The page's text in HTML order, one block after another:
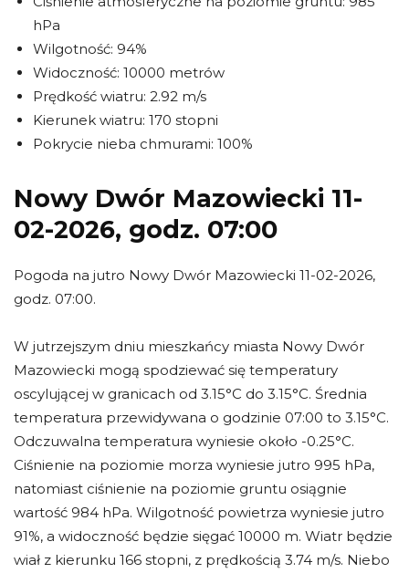
hPa
Wilgotność: 94%
Widoczność: 10000 metrów
Prędkość wiatru: 2.92 m/s
Kierunek wiatru: 170 stopni
Pokrycie nieba chmurami: 100%
Nowy Dwór Mazowiecki 11-
02-2026, godz. 07:00
Pogoda na jutro Nowy Dwór Mazowiecki 11-02-2026,
godz. 07:00.
W jutrzejszym dniu mieszkańcy miasta Nowy Dwór
Mazowiecki mogą spodziewać się temperatury
oscylującej w granicach od 3.15°C do 3.15°C. Średnia
temperatura przewidywana o godzinie 07:00 to 3.15°C.
Odczuwalna temperatura wyniesie około -0.25°C.
Ciśnienie na poziomie morza wyniesie jutro 995 hPa,
natomiast ciśnienie na poziomie gruntu osiągnie
wartość 984 hPa. Wilgotność powietrza wyniesie jutro
91%, a widoczność będzie sięgać 10000 m. Wiatr będzie
wiał z kierunku 166 stopni, z prędkością 3.74 m/s. Niebo